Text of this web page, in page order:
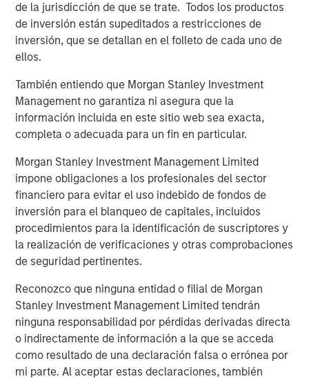
de la jurisdicción de que se trate. Todos los productos
de inversión están supeditados a restricciones de
inversión, que se detallan en el folleto de cada uno de
ellos.
También entiendo que Morgan Stanley Investment
Management no garantiza ni asegura que la
información incluida en este sitio web sea exacta,
completa o adecuada para un fin en particular.
Morgan Stanley Investment Management Limited
impone obligaciones a los profesionales del sector
financiero para evitar el uso indebido de fondos de
inversión para el blanqueo de capitales, incluidos
procedimientos para la identificación de suscriptores y
la realización de verificaciones y otras comprobaciones
de seguridad pertinentes.
Reconozco que ninguna entidad o filial de Morgan
Stanley Investment Management Limited tendrán
ninguna responsabilidad por pérdidas derivadas directa
o indirectamente de información a la que se acceda
como resultado de una declaración falsa o errónea por
mi parte. Al aceptar estas declaraciones, también
The Growth-Value Divide Blurs
For investors accustomed to viewing growth and value as
distinct styles, this year’s reconstitution reinforces that
framework, with many stocks no longer clearly aligned to
a single style.
Historically, growth stocks have traded at premium
growth, while value stocks have been viewed as more
mature businesses trading at lower valuation multiples.
This year’s reconstitution highlights that many of the
market's largest companies now exhibit characteristics of
both styles, while others are seeing their business
prospects and valuations reshaped by the artificial
mega-cap technology companies as purely growth
exposures. Yet many of these firms now pay dividends
and no longer trade at stretched valuations. Meanwhile,
some previously cyclical, low-valuation companies are
experiencing rapid growth driven by AI infrastructure
buildout.